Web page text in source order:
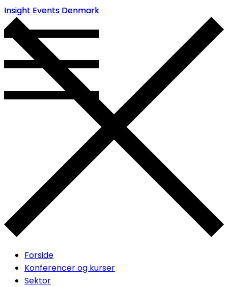
Insight Events Denmark
Insight Events Denmark
Forside
Konferencer og kurser
Sektor